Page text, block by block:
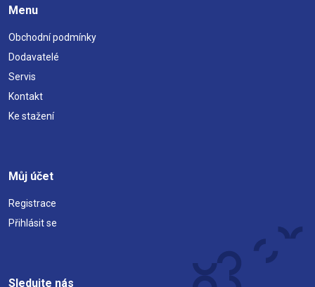
Menu
Obchodní podmínky
Dodavatelé
Servis
Kontakt
Ke stažení
Můj účet
Registrace
Přihlásit se
Sledujte nás